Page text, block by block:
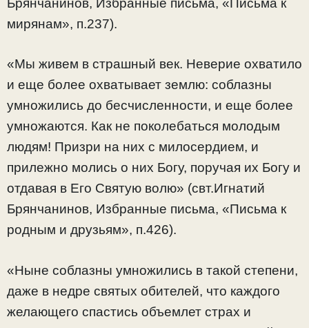
мирянам», п.237).
«Мы живем в страшный век. Неверие охватило
и еще более охватывает землю: соблазны
умножились до бесчисленности, и еще более
умножаются. Как не поколебаться молодым
людям! Призри на них с милосердием, и
прилежно молись о них Богу, поручая их Богу и
отдавая в Его Святую волю» (свт.Игнатий
Брянчанинов, Избранные письма, «Письма к
родным и друзьям», п.426).
«Ныне соблазны умножились в такой степени,
даже в недре святых обителей, что каждого
желающего спастись объемлет страх и